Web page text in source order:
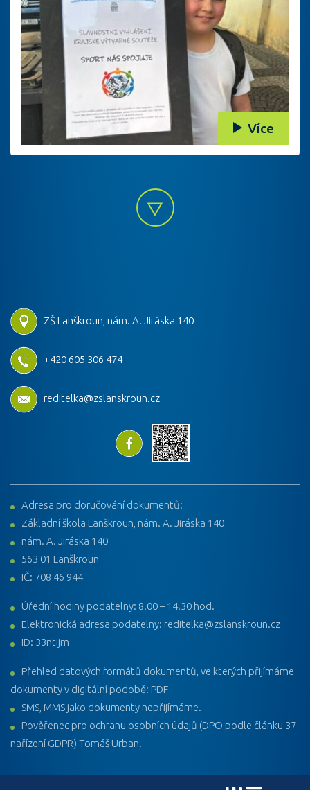
Více
ZŠ Lanškroun, nám. A. Jiráska 140
+420 605 306 474
reditelka@zslanskroun.cz
Adresa pro doručování dokumentů:
Základní škola Lanškroun, nám. A. Jiráska 140
nám. A. Jiráska 140
563 01 Lanškroun
IČ: 708 46 944
Úřední hodiny podatelny: 8.00 – 14.30 hod.
Elektronická adresa podatelny: reditelka@zslanskroun.cz
ID: 33ntijm
Přehled datových formátů dokumentů, ve kterých přijímáme
dokumenty v digitální podobě: PDF
SMS, MMS jako dokumenty nepřijímáme.
Pověřenec pro ochranu osobních údajů (DPO podle článku 37
nařízení GDPR) Tomáš Urban.